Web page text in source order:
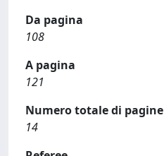
Da pagina
108
A pagina
121
Numero totale di pagine
14